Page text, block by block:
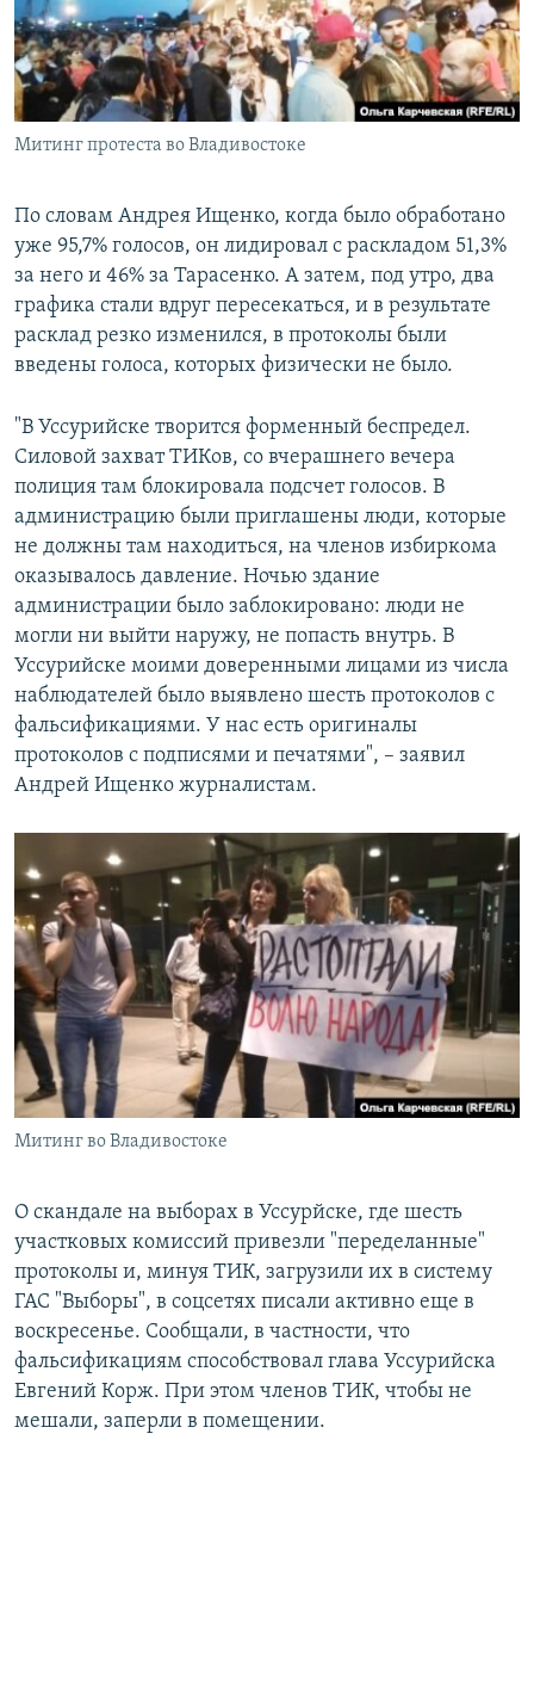
Митинг протеста во Владивостоке
По словам Андрея Ищенко, когда было обработано
уже 95,7% голосов, он лидировал с раскладом 51,3%
за него и 46% за Тарасенко. А затем, под утро, два
графика стали вдруг пересекаться, и в результате
расклад резко изменился, в протоколы были
введены голоса, которых физически не было.
"В Уссурийске творится форменный беспредел.
Силовой захват ТИКов, со вчерашнего вечера
полиция там блокировала подсчет голосов. В
администрацию были приглашены люди, которые
не должны там находиться, на членов избиркома
оказывалось давление. Ночью здание
администрации было заблокировано: люди не
могли ни выйти наружу, не попасть внутрь. В
Уссурийске моими доверенными лицами из числа
наблюдателей было выявлено шесть протоколов с
фальсификациями. У нас есть оригиналы
протоколов с подписями и печатями", – заявил
Андрей Ищенко журналистам.
Митинг во Владивостоке
О скандале на выборах в Уссурйске, где шесть
участковых комиссий привезли "переделанные"
протоколы и, минуя ТИК, загрузили их в систему
ГАС "Выборы", в соцсетях писали активно еще в
воскресенье. Сообщали, в частности, что
фальсификациям способствовал глава Уссурийска
Евгений Корж. При этом членов ТИК, чтобы не
мешали, заперли в помещении.